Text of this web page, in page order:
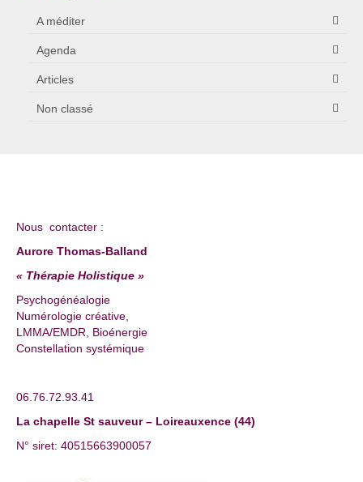
A méditer
Agenda
Articles
Non classé
Nous contacter :
Aurore Thomas-Balland
« Thérapie Holistique »
Psychogénéalogie
Numérologie créative,
LMMA/EMDR, Bioénergie
Constellation systémique
06.76.72.93.41
La chapelle St sauveur – Loireauxence (44)
N° siret: 40515663900057